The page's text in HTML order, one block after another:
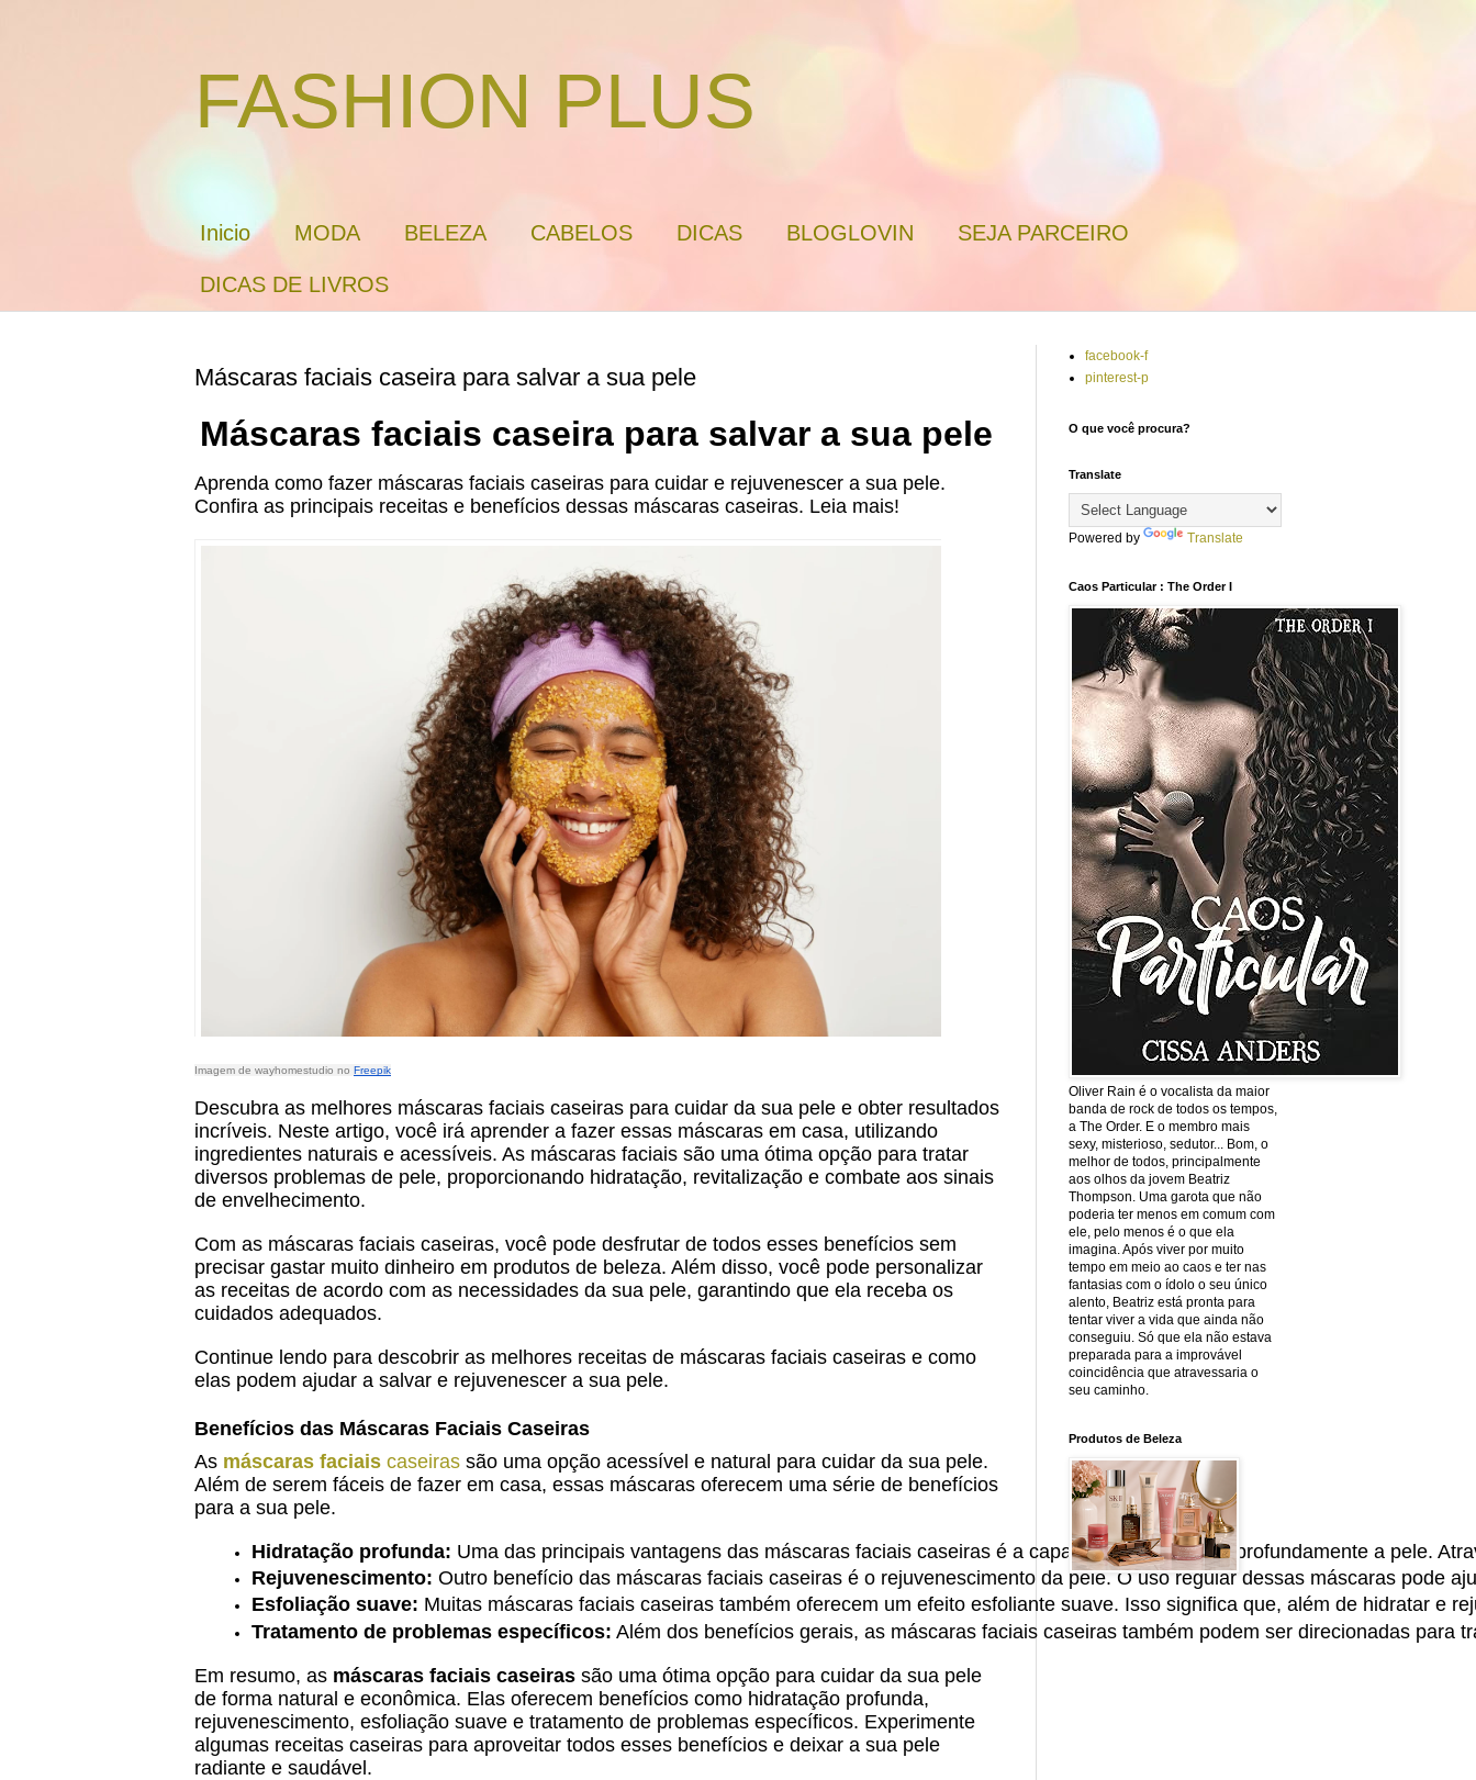
FASHION PLUS
Inicio MODA BELEZA CABELOS DICAS BLOGLOVIN SEJA PARCEIRO
DICAS DE LIVROS
Máscaras faciais caseira para salvar a sua pele
Máscaras faciais caseira para salvar a sua pele
Aprenda como fazer máscaras faciais caseiras para cuidar e rejuvenescer a sua pele.
Confira as principais receitas e benefícios dessas máscaras caseiras. Leia mais!
Imagem de wayhomestudio no Freepik
Descubra as melhores máscaras faciais caseiras para cuidar da sua pele e obter resultados
incríveis. Neste artigo, você irá aprender a fazer essas máscaras em casa, utilizando
ingredientes naturais e acessíveis. As máscaras faciais são uma ótima opção para tratar
diversos problemas de pele, proporcionando hidratação, revitalização e combate aos sinais
de envelhecimento.
Com as máscaras faciais caseiras, você pode desfrutar de todos esses benefícios sem
precisar gastar muito dinheiro em produtos de beleza. Além disso, você pode personalizar
as receitas de acordo com as necessidades da sua pele, garantindo que ela receba os
cuidados adequados.
Continue lendo para descobrir as melhores receitas de máscaras faciais caseiras e como
elas podem ajudar a salvar e rejuvenescer a sua pele.
Benefícios das Máscaras Faciais Caseiras
As máscaras faciais caseiras são uma opção acessível e natural para cuidar da sua pele.
Além de serem fáceis de fazer em casa, essas máscaras oferecem uma série de benefícios
para a sua pele.
Hidratação profunda: Uma das principais vantagens das máscaras faciais caseiras é a capacidade de hidratar profundamente a pele.
Rejuvenescimento: Outro benefício das máscaras faciais caseiras é o rejuvenescimento da pele. O uso regular dessas máscaras pode
Esfoliação suave: Muitas máscaras faciais caseiras também oferecem um efeito esfoliante suave. Isso significa que, além de hidratar
Tratamento de problemas específicos: Além dos benefícios gerais, as máscaras faciais caseiras também podem ser direcionadas
Em resumo, as máscaras faciais caseiras são uma ótima opção para cuidar da sua pele
de forma natural e econômica. Elas oferecem benefícios como hidratação profunda,
rejuvenescimento, esfoliação suave e tratamento de problemas específicos. Experimente
algumas receitas caseiras para aproveitar todos esses benefícios e deixar a sua pele
radiante e saudável.
facebook-f
pinterest-p
O que você procura?
Translate
Powered by Translate
Caos Particular : The Order I
Oliver Rain é o vocalista da maior
banda de rock de todos os tempos,
a The Order. E o membro mais
sexy, misterioso, sedutor... Bom, o
melhor de todos, principalmente
aos olhos da jovem Beatriz
Thompson. Uma garota que não
poderia ter menos em comum com
ele, pelo menos é o que ela
imagina. Após viver por muito
tempo em meio ao caos e ter nas
fantasias com o ídolo o seu único
alento, Beatriz está pronta para
tentar viver a vida que ainda não
conseguiu. Só que ela não estava
preparada para a improvável
coincidência que atravessaria o
seu caminho.
Produtos de Beleza